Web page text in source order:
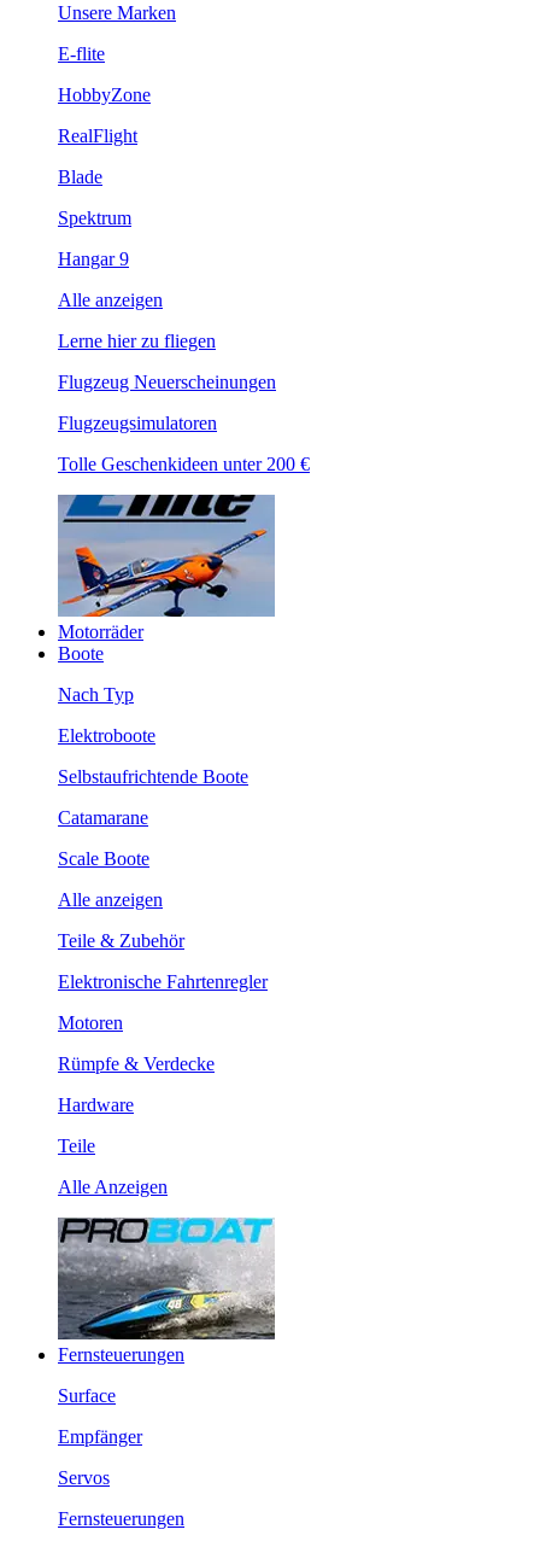
Unsere Marken
E-flite
HobbyZone
RealFlight
Blade
Spektrum
Hangar 9
Alle anzeigen
Lerne hier zu fliegen
Flugzeug Neuerscheinungen
Flugzeugsimulatoren
Tolle Geschenkideen unter 200 €
Motorräder
Boote
Nach Typ
Elektroboote
Selbstaufrichtende Boote
Catamarane
Scale Boote
Alle anzeigen
Teile & Zubehör
Elektronische Fahrtenregler
Motoren
Rümpfe & Verdecke
Hardware
Teile
Alle Anzeigen
Fernsteuerungen
Surface
Empfänger
Servos
Fernsteuerungen